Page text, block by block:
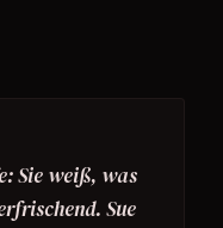
Sie weiß, was
Sue